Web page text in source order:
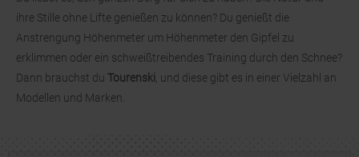
ihre Stille ohne Lifte genießen zu können? Du genießt die
Anstrengung Höhenmeter um Höhenmeter den Gipfel zu
erklimmen oder ein schweißtreibendes Training durch den Schnee?
Dann brauchst du Tourenski , und diese gibt es in einer Vielzahl an
Modellen und Marken.